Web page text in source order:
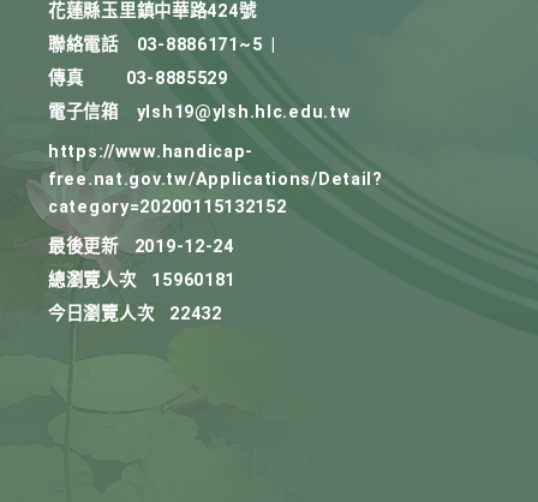
花蓮縣玉里鎮中華路424號
聯絡電話
03-8886171~5
傳真
03-8885529
電子信箱
ylsh19@ylsh.hlc.edu.tw
https://www.handicap-
free.nat.gov.tw/Applications/Detail?
category=20200115132152
最後更新
2019-12-24
總瀏覽人次
15960181
今日瀏覽人次
22432